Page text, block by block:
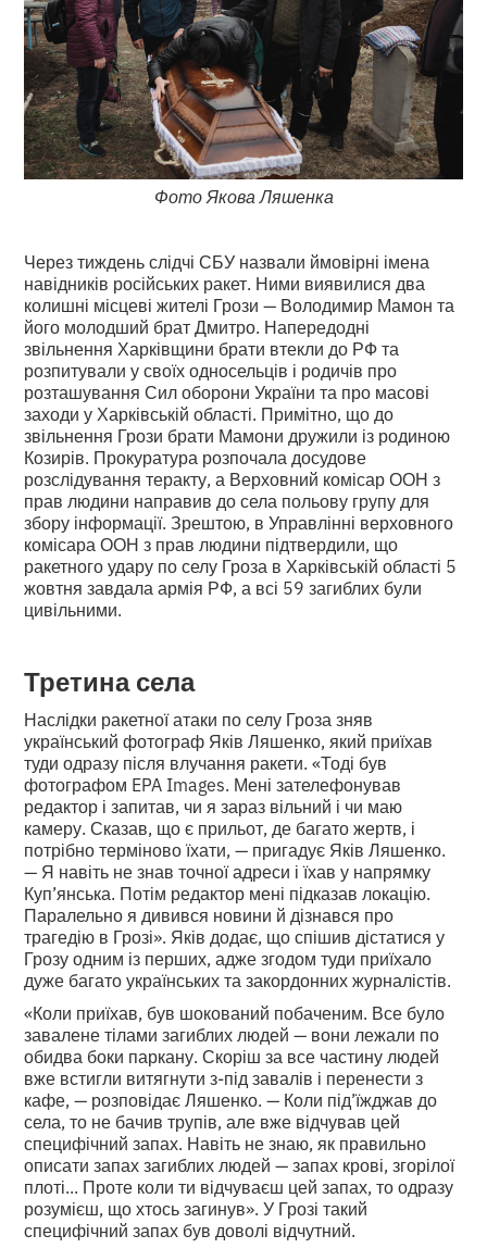
Фото Якова Ляшенка
Через тиждень слідчі СБУ назвали ймовірні імена
навідників російських ракет. Ними виявилися два
колишні місцеві жителі Грози — Володимир Мамон та
його молодший брат Дмитро. Напередодні
звільнення Харківщини брати втекли до РФ та
розпитували у своїх односельців і родичів про
розташування Сил оборони України та про масові
заходи у Харківській області. Примітно, що до
звільнення Грози брати Мамони дружили із родиною
Козирів. Прокуратура розпочала досудове
розслідування теракту, а Верховний комісар ООН з
прав людини направив до села польову групу для
збору інформації. Зрештою, в Управлінні верховного
комісара ООН з прав людини підтвердили, що
ракетного удару по селу Гроза в Харківській області 5
жовтня завдала армія РФ, а всі 59 загиблих були
цивільними.
Третина села
Наслідки ракетної атаки по селу Гроза зняв
український фотограф Яків Ляшенко, який приїхав
туди одразу після влучання ракети. «Тоді був
фотографом EPA Images. Мені зателефонував
редактор і запитав, чи я зараз вільний і чи маю
камеру. Сказав, що є прильот, де багато жертв, і
потрібно терміново їхати, — пригадує Яків Ляшенко.
— Я навіть не знав точної адреси і їхав у напрямку
Куп’янська. Потім редактор мені підказав локацію.
Паралельно я дивився новини й дізнався про
трагедію в Грозі». Яків додає, що спішив дістатися у
Грозу одним із перших, адже згодом туди приїхало
дуже багато українських та закордонних журналістів.
«Коли приїхав, був шокований побаченим. Все було
завалене тілами загиблих людей — вони лежали по
обидва боки паркану. Скоріш за все частину людей
вже встигли витягнути з-під завалів і перенести з
кафе, — розповідає Ляшенко. — Коли під’їжджав до
села, то не бачив трупів, але вже відчував цей
специфічний запах. Навіть не знаю, як правильно
описати запах загиблих людей — запах крові, згорілої
плоті... Проте коли ти відчуваєш цей запах, то одразу
розумієш, що хтось загинув». У Грозі такий
специфічний запах був доволі відчутний.